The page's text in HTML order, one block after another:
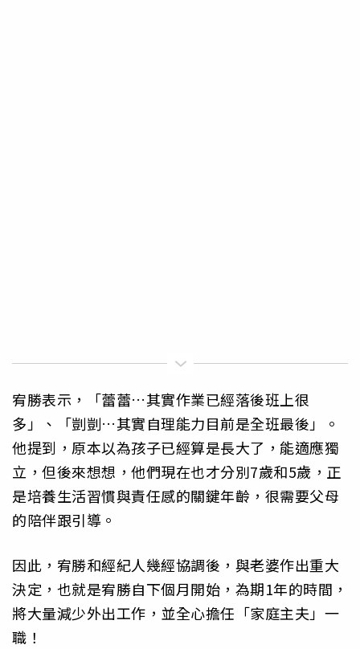
宥勝表示，「蕾蕾…其實作業已經落後班上很
多」、「剴剴…其實自理能力目前是全班最後」。
他提到，原本以為孩子已經算是長大了，能適應獨
立，但後來想想，他們現在也才分別7歲和5歲，正
是培養生活習慣與責任感的關鍵年齡，很需要父母
的陪伴跟引導。
因此，宥勝和經紀人幾經協調後，與老婆作出重大
決定，也就是宥勝自下個月開始，為期1年的時間，
將大量減少外出工作，並全心擔任「家庭主夫」一
職！